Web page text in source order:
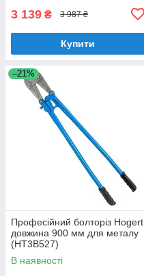
3 139 ₴ 3 987 ₴
Купити
–21%
Професійний болторіз Hogert
довжина 900 мм для металу
(HT3B527)
В наявності